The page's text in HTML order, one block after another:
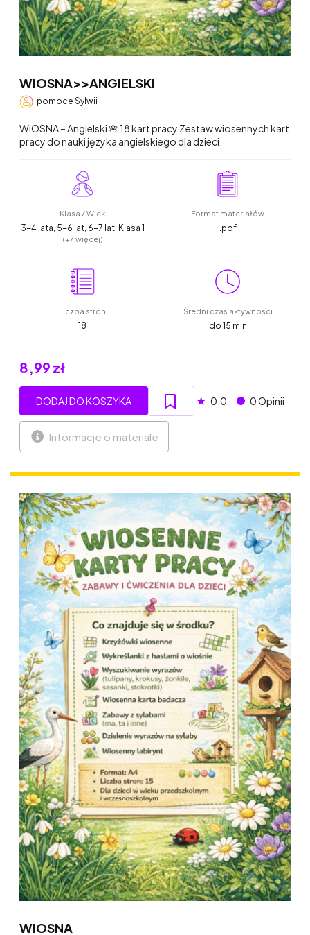
WIOSNA>>ANGIELSKI
pomoce Sylwii
WIOSNA – Angielski 🌸 18 kart pracy Zestaw wiosennych kart
pracy do nauki języka angielskiego dla dzieci.
Klasa / Wiek
3-4 lata, 5-6 lat, 6-7 lat, Klasa 1
(+7 więcej)
Format materiałów
.pdf
Liczba stron
18
Średni czas aktywności
do 15 min
8,99 zł
DODAJ DO KOSZYKA ★ 0.0 0 Opinii
Informacje o materiale
WIOSNA